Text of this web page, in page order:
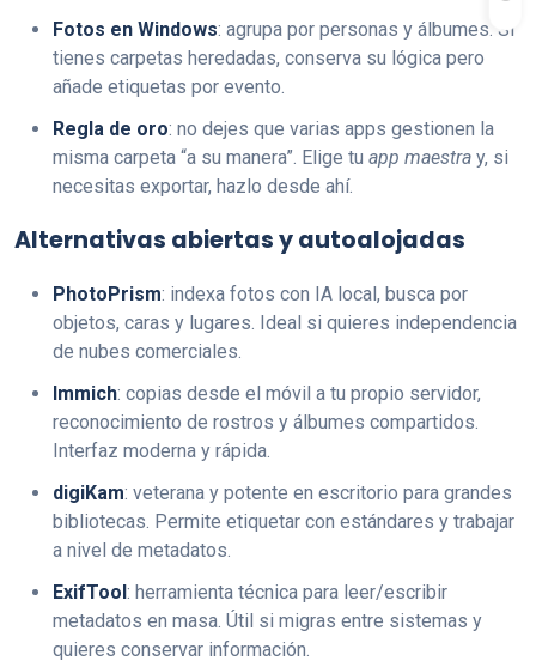
Fotos en Windows: agrupa por personas y álbumes. Si
tienes carpetas heredadas, conserva su lógica pero
añade etiquetas por evento.
Regla de oro: no dejes que varias apps gestionen la
misma carpeta “a su manera”. Elige tu app maestra y, si
necesitas exportar, hazlo desde ahí.
Alternativas abiertas y autoalojadas
PhotoPrism: indexa fotos con IA local, busca por
objetos, caras y lugares. Ideal si quieres independencia
de nubes comerciales.
Immich: copias desde el móvil a tu propio servidor,
reconocimiento de rostros y álbumes compartidos.
Interfaz moderna y rápida.
digiKam: veterana y potente en escritorio para grandes
bibliotecas. Permite etiquetar con estándares y trabajar
a nivel de metadatos.
ExifTool : herramienta técnica para leer/escribir
metadatos en masa. Útil si migras entre sistemas y
quieres conservar información.